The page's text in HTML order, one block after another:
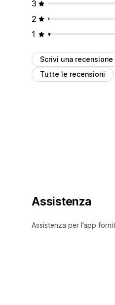
3
2
1
Scrivi una recensione
Tutte le recensioni
Assistenza
Assistenza per l’app